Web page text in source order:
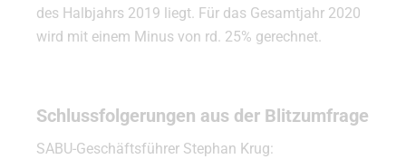
des Halbjahrs 2019 liegt. Für das Gesamtjahr 2020
wird mit einem Minus von rd. 25% gerechnet.
Schlussfolgerungen aus der Blitzumfrage
SABU-Geschäftsführer Stephan Krug: